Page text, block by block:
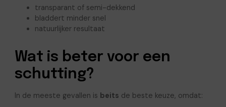
transparant of semi-dekkend
bladdert minder snel
natuurlijker resultaat
Wat is beter voor een
schutting?
In de meeste gevallen is beits de beste keuze, omdat: